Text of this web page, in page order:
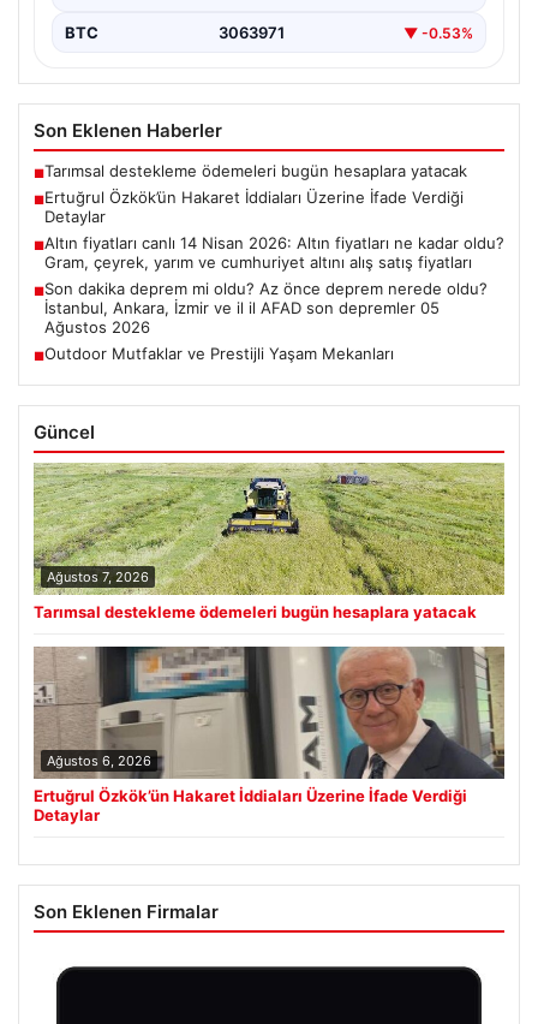
BTC 3063971 ▼ -0.53%
Son Eklenen Haberler
■Tarımsal destekleme ödemeleri bugün hesaplara yatacak
■Ertuğrul Özkök’ün Hakaret İddiaları Üzerine İfade Verdiği
Detaylar
■Altın fiyatları canlı 14 Nisan 2026: Altın fiyatları ne kadar oldu?
Gram, çeyrek, yarım ve cumhuriyet altını alış satış fiyatları
■Son dakika deprem mi oldu? Az önce deprem nerede oldu?
İstanbul, Ankara, İzmir ve il il AFAD son depremler 05
Ağustos 2026
■Outdoor Mutfaklar ve Prestijli Yaşam Mekanları
Güncel
Ağustos 7, 2026
Tarımsal destekleme ödemeleri bugün hesaplara yatacak
Ağustos 6, 2026
Ertuğrul Özkök’ün Hakaret İddiaları Üzerine İfade Verdiği
Detaylar
Son Eklenen Firmalar